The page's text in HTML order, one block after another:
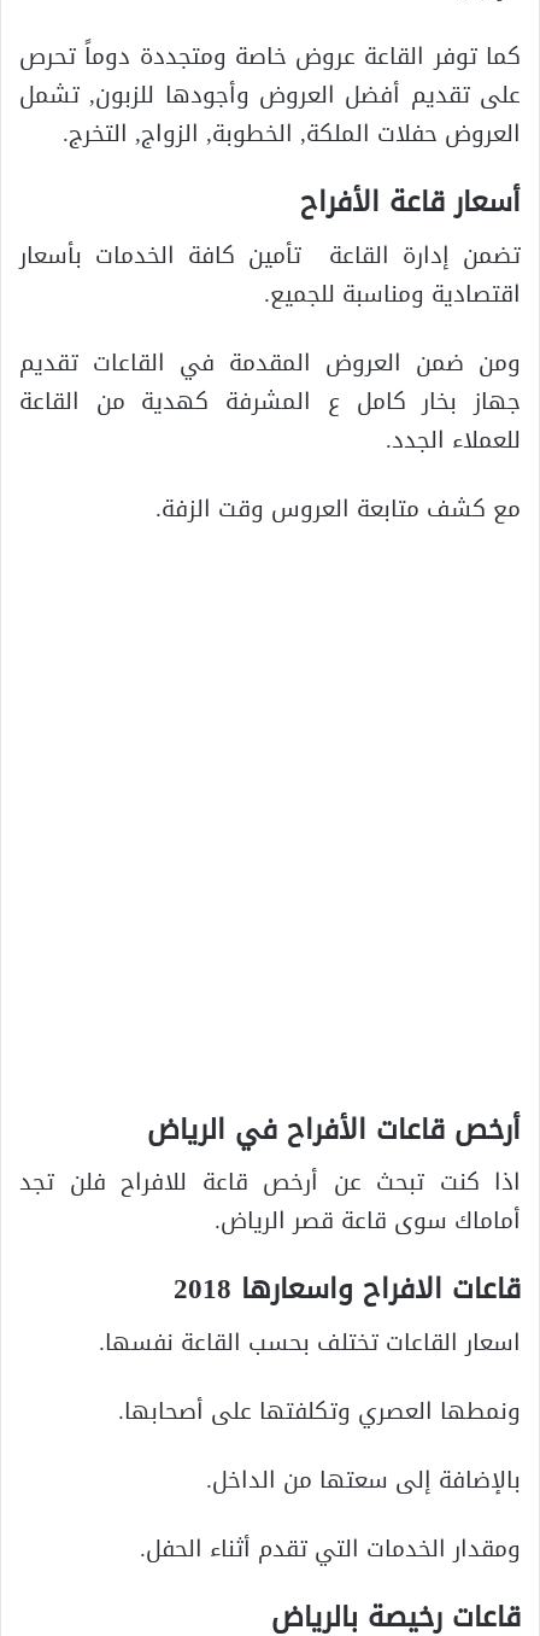
كما توفر القاعة عروض خاصة ومتجددة دوماً تحرص
على تقديم أفضل العروض وأجودها للزبون, تشمل
العروض حفلات الملكة, الخطوبة, الزواج, التخرج.
أسعار قاعة الأفراح
تضمن إدارة القاعة تأمين كافة الخدمات بأسعار
اقتصادية ومناسبة للجميع.
ومن ضمن العروض المقدمة في القاعات تقديم
جهاز بخار كامل ع المشرفة كهدية من القاعة
للعملاء الجدد.
مع كشف متابعة العروس وقت الزفة.
أرخص قاعات الأفراح في الرياض
اذا كنت تبحث عن أرخص قاعة للافراح فلن تجد
أماماك سوى قاعة قصر الرياض.
قاعات الافراح واسعارها 2018
اسعار القاعات تختلف بحسب القاعة نفسها.
ونمطها العصري وتكلفتها على أصحابها.
بالإضافة إلى سعتها من الداخل.
ومقدار الخدمات التي تقدم أثناء الحفل.
قاعات رخيصة بالرياض